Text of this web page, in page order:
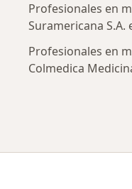
Profesionales en
Suramericana S.A.
Profesionales en
Colmedica